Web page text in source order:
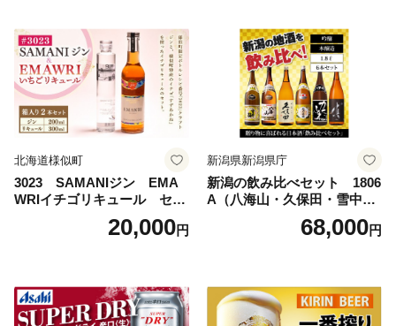
uper dry 11回 缶ビール 缶 ギ
フト 内祝い 茨城県守谷市 送
料無料
北海道様似町
3023 SAMANIジン EMA
WRIイチゴリキュール セッ
ト（箱入り）【大人の味 酒
お酒 洋酒 スピリッツ クラフ
セット 詰め合わせ カクテル
ソーダ割り アルコール ロッ
ク ソーダ ジントニック 】
20,000円
新潟県新潟県庁
新潟の飲み比べセット 1806
A（八海山・久保田・雪中
梅・越乃寒梅・かたふね・千
68,000円